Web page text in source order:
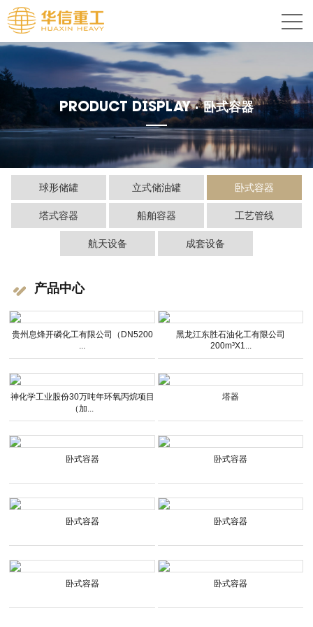
PRODUCT DISPLAY ·卧式容器
球形储罐 立式储油罐 卧式容器
塔式容器 船舶容器 工艺管线
航天设备 成套设备
产品中心
贵州息烽开磷化工有限公司（DN5200
...
黑龙江东胜石油化工有限公司
200m³X1...
神化学工业股份30万吨年环氧丙烷项目
（加...
塔器
卧式容器 卧式容器
卧式容器 卧式容器
卧式容器 卧式容器